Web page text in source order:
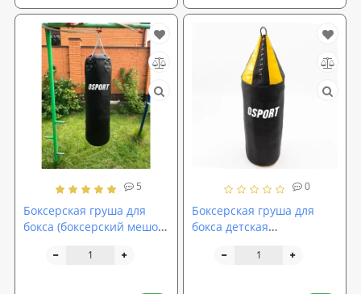
5
Боксерская груша для
бокса (боксерский мешок)
(OF-0046)
0
Боксерская груша для
бокса детская
OSPORT Pro 95см (OF-